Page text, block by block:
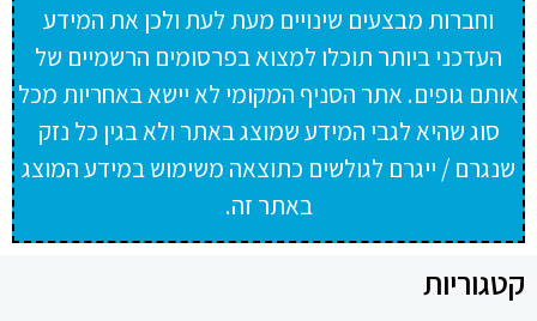
וחברות מבצעים שינויים מעת לעת ולכן את המידע
העדכני ביותר תוכלו למצוא בפרסומים הרשמיים של
אותם גופים. אתר הסניף המקומי לא יישא באחריות מכל
סוג שהיא לגבי המידע שמוצג באתר ולא בגין כל נזק
שנגרם / ייגרם לגולשים כתוצאה משימוש במידע המוצג
באתר זה.
קטגוריות